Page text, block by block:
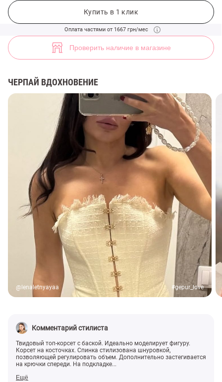
Купить в 1 клик
Оплата частями от 1667 грн/мес
Проверить наличие в магазине
ЧЕРПАЙ ВДОХНОВЕНИЕ
@lenaletnyayaa #gepur_love
Комментарий стилиста
Твидовый топ-корсет с баской. Идеально моделирует фигуру.
Корсет на косточках. Спинка стилизована шнуровкой,
позволяющей регулировать объем. Дополнительно застегивается
на крючки спереди. На подкладке...
Ещё
Молочный твидовый корсет с баской (арт. 48413) ♡ интернет-